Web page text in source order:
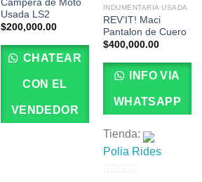
Campera de Moto
Usada LS2
$200,000.00
CHATEAR
CON EL
VENDEDOR
INDUMENTARIA USADA
REV’IT! Maci
Pantalon de Cuero
$400,000.00
INFO VIA
WHATSAPP
Tienda:
Polia Rides